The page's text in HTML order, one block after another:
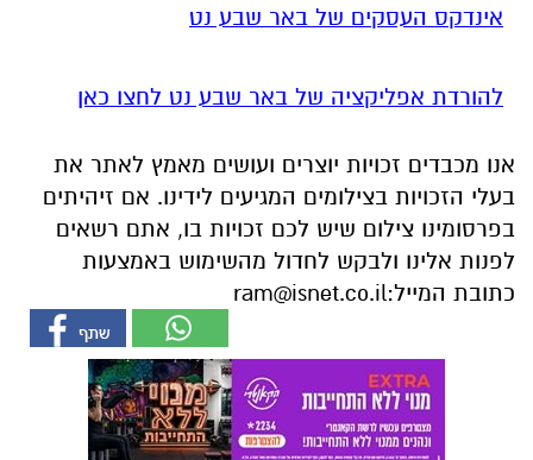
בפרסומינו צילום שיש לכם זכויות בו, אתם רשאים
כתובת המייל:ram@isnet.co.il
אולי יעניין אותך גם